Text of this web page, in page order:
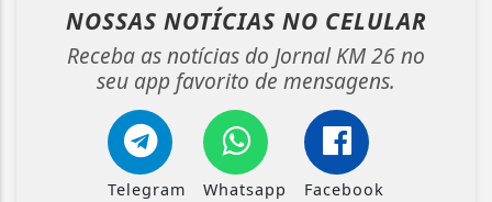
NOSSAS NOTÍCIAS NO CELULAR
Receba as notícias do Jornal KM 26 no
seu app favorito de mensagens.
Telegram Whatsapp Facebook